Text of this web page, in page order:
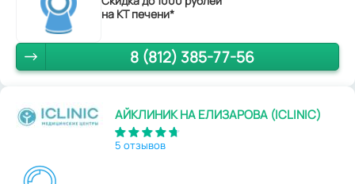
на КТ печени*
8 (812) 385-77-56
АЙКЛИНИК НА ЕЛИЗАРОВА (ICLINIC)
5 отзывов